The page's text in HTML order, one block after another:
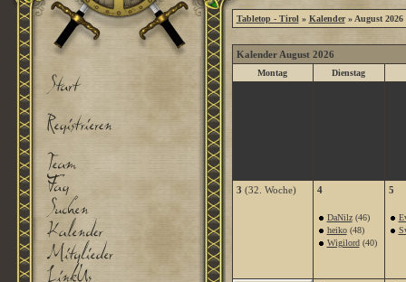
Tabletop - Tirol » Kalender» August 2026
Kalender August 2026
Montag Dienstag
3 (32. Woche) 4
DaNilz(46)
heiko(48)
Wigilord(40)
5